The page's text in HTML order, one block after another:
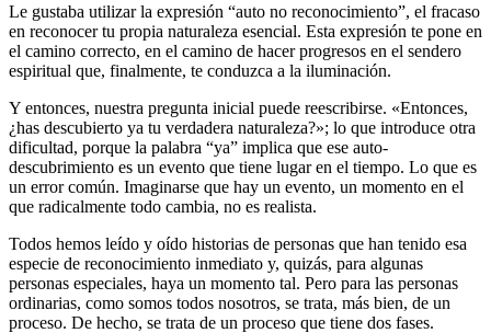
Le gustaba utilizar la expresión “auto no reconocimiento”, el fracaso
en reconocer tu propia naturaleza esencial. Esta expresión te pone en
el camino correcto, en el camino de hacer progresos en el sendero
espiritual que, finalmente, te conduzca a la iluminación.
Y entonces, nuestra pregunta inicial puede reescribirse. «Entonces,
¿has descubierto ya tu verdadera naturaleza?»; lo que introduce otra
dificultad, porque la palabra “ya” implica que ese auto-
descubrimiento es un evento que tiene lugar en el tiempo. Lo que es
un error común. Imaginarse que hay un evento, un momento en el
que radicalmente todo cambia, no es realista.
Todos hemos leído y oído historias de personas que han tenido esa
especie de reconocimiento inmediato y, quizás, para algunas
personas especiales, haya un momento tal. Pero para las personas
ordinarias, como somos todos nosotros, se trata, más bien, de un
proceso. De hecho, se trata de un proceso que tiene dos fases.